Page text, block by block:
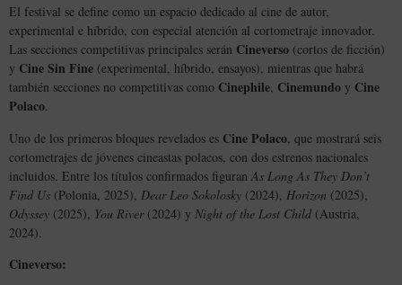
El festival se define como un espacio dedicado al cine de autor,
experimental e híbrido, con especial atención al cortometraje innovador.
Las secciones competitivas principales serán Cineverso (cortos de ficción)
y Cine Sin Fine (experimental, híbrido, ensayos), mientras que habrá
también secciones no competitivas como Cinephile, Cinemundo y Cine
Polaco.
Uno de los primeros bloques revelados es Cine Polaco , que mostrará seis
cortometrajes de jóvenes cineastas polacos, con dos estrenos nacionales
incluidos. Entre los títulos confirmados figuran As Long As They Don’t
Find Us (Polonia, 2025), Dear Leo Sokolosky (2024), Horizon (2025),
Odyssey (2025), You River(2024) y Night of the Lost Child (Austria,
2024).
Cineverso: